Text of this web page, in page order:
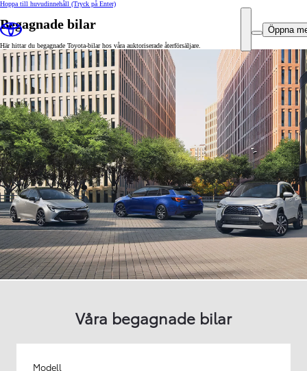
Hoppa till huvudinnehåll (Tryck på Enter)
Öppna
Begagnade bilar
Här hittar du begagnade Toyota-bilar hos våra auktoriserade återförsäljare.
Våra begagnade bilar
Modell